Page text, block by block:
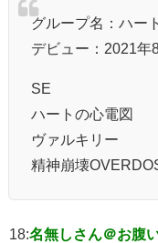
グループ名：ハー
デビュー：2021年
SE
ハートの心電図
ヴァルキリー
精神崩壊
18:名無しさん＠お腹